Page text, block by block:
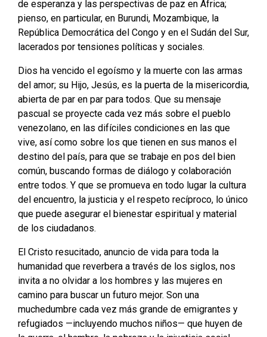
de esperanza y las perspectivas de paz en África;
pienso, en particular, en Burundi, Mozambique, la
República Democrática del Congo y en el Sudán del Sur,
lacerados por tensiones políticas y sociales.
Dios ha vencido el egoísmo y la muerte con las armas
del amor; su Hijo, Jesús, es la puerta de la misericordia,
abierta de par en par para todos. Que su mensaje
pascual se proyecte cada vez más sobre el pueblo
venezolano, en las difíciles condiciones en las que
vive, así como sobre los que tienen en sus manos el
destino del país, para que se trabaje en pos del bien
común, buscando formas de diálogo y colaboración
entre todos. Y que se promueva en todo lugar la cultura
del encuentro, la justicia y el respeto recíproco, lo único
que puede asegurar el bienestar espiritual y material
de los ciudadanos.
El Cristo resucitado, anuncio de vida para toda la
humanidad que reverbera a través de los siglos, nos
invita a no olvidar a los hombres y las mujeres en
camino para buscar un futuro mejor. Son una
muchedumbre cada vez más grande de emigrantes y
refugiados —incluyendo muchos niños— que huyen de